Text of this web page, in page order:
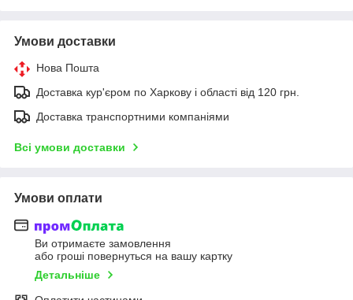
Умови доставки
Нова Пошта
Доставка кур'єром по Харкову і області від 120 грн.
Доставка транспортними компаніями
Всі умови доставки
Умови оплати
Ви отримаєте замовлення
або гроші повернуться на вашу картку
Детальніше